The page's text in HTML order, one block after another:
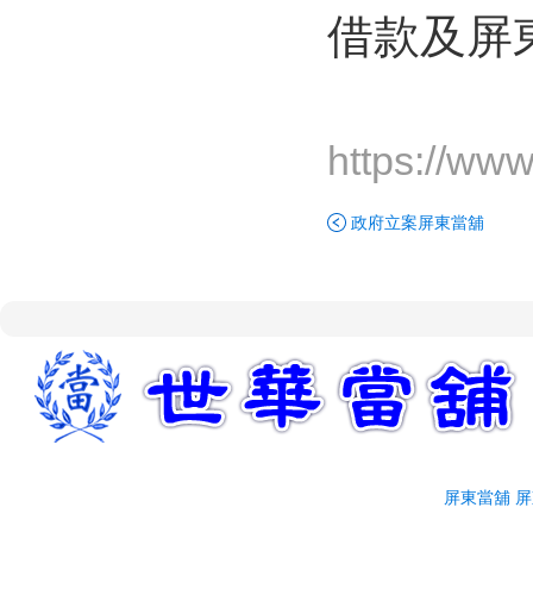
借款及屏
https://
政府立案屏東當舖
屏東當舖